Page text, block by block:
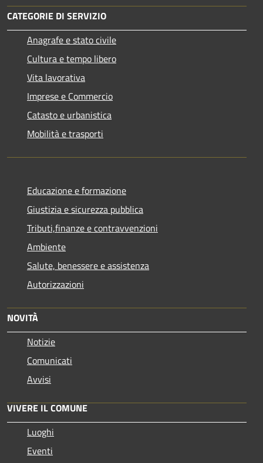
CATEGORIE DI SERVIZIO
Anagrafe e stato civile
Cultura e tempo libero
Vita lavorativa
Imprese e Commercio
Catasto e urbanistica
Mobilità e trasporti
Educazione e formazione
Giustizia e sicurezza pubblica
Tributi,finanze e contravvenzioni
Ambiente
Salute, benessere e assistenza
Autorizzazioni
NOVITÀ
Notizie
Comunicati
Avvisi
VIVERE IL COMUNE
Luoghi
Eventi